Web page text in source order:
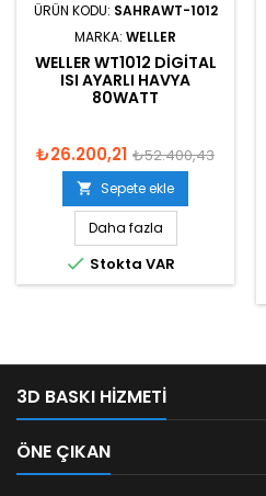
ÜRÜN KODU: SAHRAWT-1012
MARKA: WELLER
WELLER WT1012 DIGITAL
ISI AYARLI HAVYA
80WATT
₺26.200,21 ₺52.400,43
 Sepete ekle
Daha fazla
 Stokta VAR
3D BASKI HIZMETI
ÖNE ÇIKAN